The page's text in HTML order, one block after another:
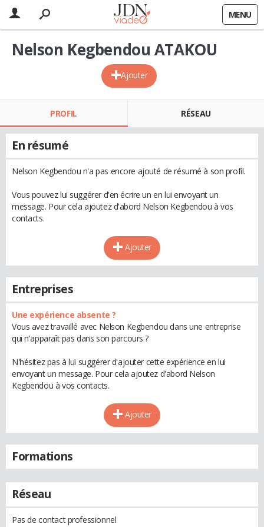
MENU
Ajouter
Nelson Kegbendou ATAKOU
PROFIL RÉSEAU
En résumé
Nelson Kegbendou n'a pas encore ajouté de résumé à son profil.
Vous pouvez lui suggérer d'en écrire un en lui envoyant un
message. Pour cela ajoutez d'abord Nelson Kegbendou à vos
contacts.
Ajouter
Entreprises
Une expérience absente ?
Vous avez travaillé avec Nelson Kegbendou dans une entreprise
qui n'apparaît pas dans son parcours ?
N'hésitez pas à lui suggérer d'ajouter cette expérience en lui
envoyant un message. Pour cela ajoutez d'abord Nelson
Kegbendou à vos contacts.
Ajouter
Formations
Réseau
Pas de contact professionnel